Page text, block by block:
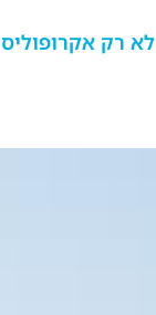
לא רק אקרופוליס